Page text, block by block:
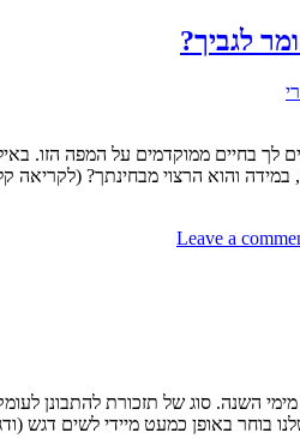
לגביך?
לך בחיים ממוקדמים על המפה הזו.
במידה והוא הרצוי מבחינתך?
Leave a
השנה. סוג של תזכורת להתבונן
בוחר באופן כמעט מיידי לשים דגש